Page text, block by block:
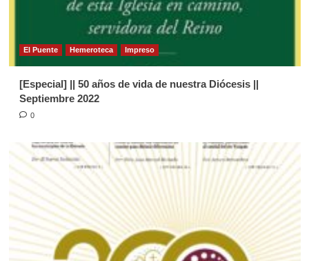
1
Página Diocesana
Semilla de la Palabra 1281. Domingo
19 de Julio de 2026.
Página Diocesana
Semilla de la Palabra, Domingo 31
de Mayo de 2026
Página Diocesana
Semilla de la Palabra, domingo 24 de
El Puente Hemeroteca Impreso
[Especial] || 50 años de vida de nuestra Diócesis ||
Septiembre 2022
0